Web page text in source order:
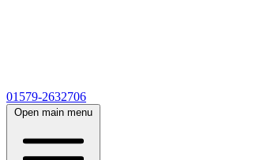
01579-2632706
Open main menu